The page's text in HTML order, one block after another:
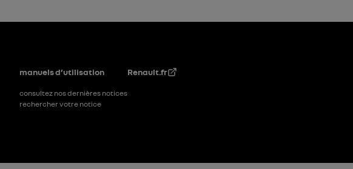
Pied de page
manuels d’utilisation
consultez nos dernières notices
rechercher votre notice
Renault.fr